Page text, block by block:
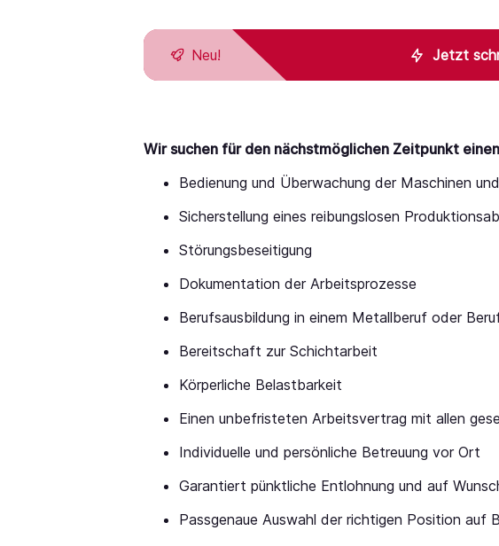
Jetzt
Neu!
Wir suchen für den nächstmöglichen Zeitpunkt
Bedienung und Überwachung der Maschinen
Sicherstellung eines reibungslosen
Störungsbeseitigung
Dokumentation der Arbeitsprozesse
Berufsausbildung in einem Metallberuf oder
Bereitschaft zur Schichtarbeit
Körperliche Belastbarkeit
Einen unbefristeten Arbeitsvertrag mit allen
Individuelle und persönliche Betreuung vor Ort
Garantiert pünktliche Entlohnung und auf
Passgenaue Auswahl der richtigen Position auf